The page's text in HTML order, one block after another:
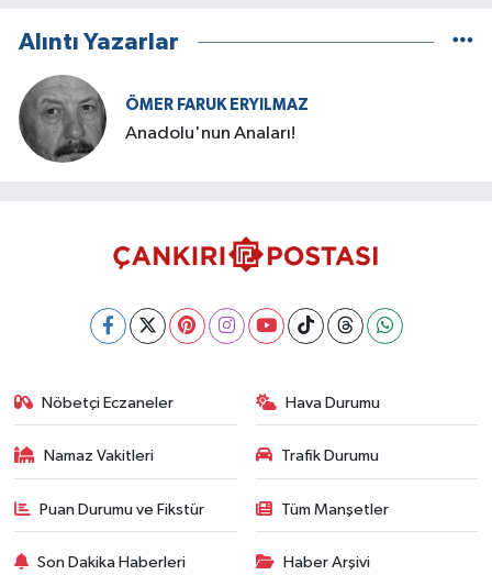
Alıntı Yazarlar
ÖMER FARUK ERYILMAZ
Anadolu'nun Anaları!
Nöbetçi Eczaneler Hava Durumu
Namaz Vakitleri Trafik Durumu
Puan Durumu ve Fikstür Tüm Manşetler
Son Dakika Haberleri Haber Arşivi